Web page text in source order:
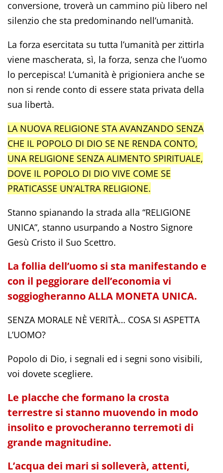
conversione, troverà un cammino più libero nel
silenzio che sta predominando nell’umanità.
La forza esercitata su tutta l’umanità per zittirla
viene mascherata, sì, la forza, senza che l’uomo
lo percepisca! L’umanità è prigioniera anche se
non si rende conto di essere stata privata della
sua libertà.
LA NUOVA RELIGIONE STA AVANZANDO SENZA
CHE IL POPOLO DI DIO SE NE RENDA CONTO,
UNA RELIGIONE SENZA ALIMENTO SPIRITUALE,
DOVE IL POPOLO DI DIO VIVE COME SE
PRATICASSE UN’ALTRA RELIGIONE.
Stanno spianando la strada alla “RELIGIONE
UNICA”, stanno usurpando a Nostro Signore
Gesù Cristo il Suo Scettro.
La follia dell’uomo si sta manifestando e
con il peggiorare dell’economia vi
soggiogheranno ALLA MONETA UNICA.
SENZA MORALE NÈ VERITÀ… COSA SI ASPETTA
L’UOMO?
Popolo di Dio, i segnali ed i segni sono visibili,
voi dovete scegliere.
Le placche che formano la crosta
terrestre si stanno muovendo in modo
insolito e provocheranno terremoti di
grande magnitudine.
L’acqua dei mari si solleverà, attenti,